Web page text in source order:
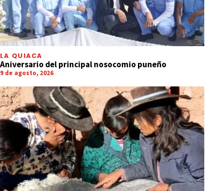
LA QUIACA
Aniversario del principal nosocomio puneño
9 de agosto, 2026